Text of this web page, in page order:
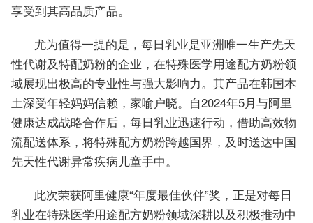
享受到其高品质产品。
尤为值得一提的是，每日乳业是亚洲唯一生产先天
性代谢及特配奶粉的企业，在特殊医学用途配方奶粉领
域展现出极高的专业性与强大影响力。其产品在韩国本
土深受年轻妈妈信赖，家喻户晓。自2024年5月与阿里
健康达成战略合作后，每日乳业迅速行动，借助高效物
流配送体系，将特殊配方奶粉跨越国界，及时送达中国
先天性代谢异常疾病儿童手中。
此次荣获阿里健康“年度最佳伙伴”奖，正是对每日
乳业在特殊医学用途配方奶粉领域深耕以及积极推动中